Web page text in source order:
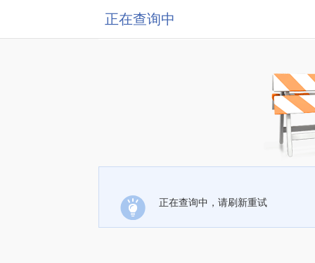
正在查询中
正在查询中，请刷新重试